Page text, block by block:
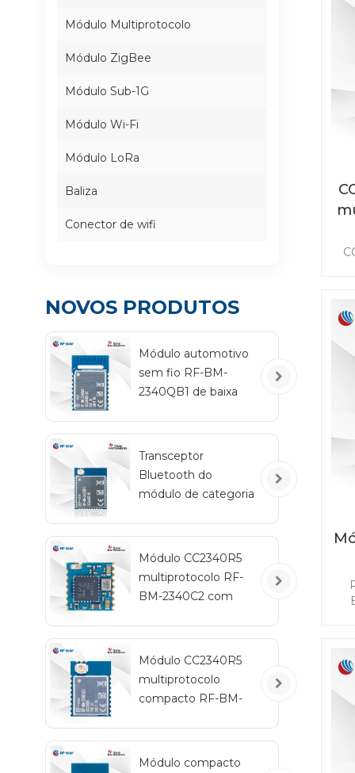
Módulo Multiprotocolo
Módulo ZigBee
Módulo Sub-1G
Módulo Wi-Fi
Módulo LoRa
Baliza
Conector de wifi
NOVOS PRODUTOS
Módulo automotivo
sem fio RF-BM-
2340QB1 de baixa
Transceptor
Bluetooth do
módulo de categoria
veículos
Módulo CC2340R5
multiprotocolo RF-
BM-2340C2 com
Módulo CC2340R5
multiprotocolo
compacto RF-BM-
Módulo compacto